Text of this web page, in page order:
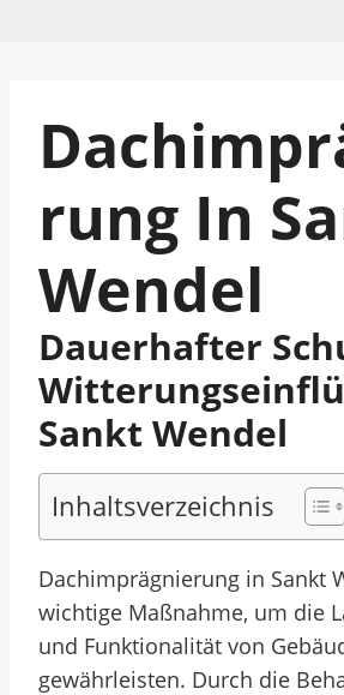
Rung In
Wendel
Dauerhafter
Sankt Wendel
Inhaltsverzeichnis
Dachimprägnierung in Sankt
wichtige Maßnahme, um die
und Funktionalität von
gewährleisten. Durch die